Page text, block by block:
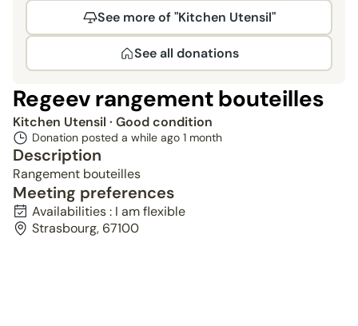
See more of "Kitchen Utensil"
See all donations
Regeev rangement bouteilles
Kitchen Utensil · Good condition
Donation posted a while ago 1 month
Description
Rangement bouteilles
Meeting preferences
Availabilities : I am flexible
Strasbourg, 67100